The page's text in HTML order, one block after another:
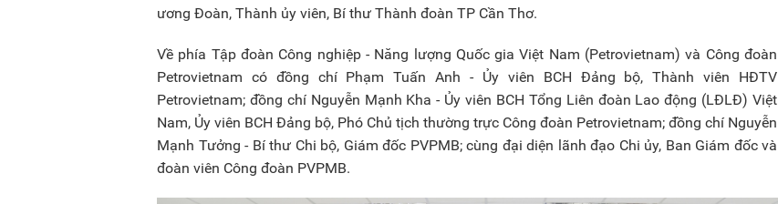
ương Đoàn, Thành ủy viên, Bí thư Thành đoàn TP Cần Thơ.
Về phía Tập đoàn Công nghiệp - Năng lượng Quốc gia Việt Nam (Petrovietnam) và Công đoàn
Petrovietnam có đồng chí Phạm Tuấn Anh - Ủy viên BCH Đảng bộ, Thành viên HĐTV
Petrovietnam; đồng chí Nguyễn Mạnh Kha - Ủy viên BCH Tổng Liên đoàn Lao động (LĐLĐ) Việt
Nam, Ủy viên BCH Đảng bộ, Phó Chủ tịch thường trực Công đoàn Petrovietnam; đồng chí Nguyễn
Mạnh Tưởng - Bí thư Chi bộ, Giám đốc PVPMB; cùng đại diện lãnh đạo Chi ủy, Ban Giám đốc và
đoàn viên Công đoàn PVPMB.